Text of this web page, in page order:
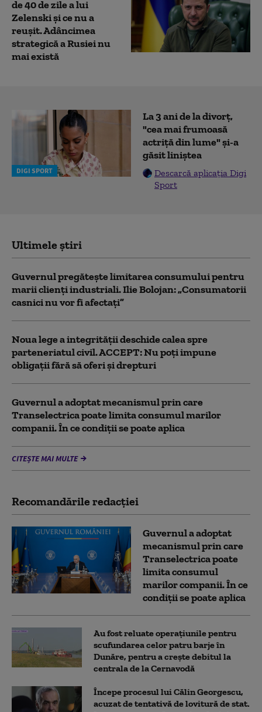
de 40 de zile a lui
Zelenski și ce nu a
reușit. Adâncimea
strategică a Rusiei nu
mai există
DIGI SPORT
La 3 ani de la divorț,
"cea mai frumoasă
actriță din lume" și-a
găsit liniștea
Descarcă aplicația Digi
Sport
Ultimele știri
Guvernul pregătește limitarea consumului pentru
marii clienți industriali. Ilie Bolojan: „Consumatorii
casnici nu vor fi afectați”
Noua lege a integrității deschide calea spre
parteneriatul civil. ACCEPT: Nu poți impune
obligații fără să oferi și drepturi
Guvernul a adoptat mecanismul prin care
Transelectrica poate limita consumul marilor
companii. În ce condiții se poate aplica
CITEȘTE MAI MULTE
Recomandările redacţiei
Guvernul a adoptat
mecanismul prin care
Transelectrica poate
limita consumul
marilor companii. În ce
condiții se poate aplica
Au fost reluate operațiunile pentru
scufundarea celor patru barje în
Dunăre, pentru a crește debitul la
centrala de la Cernavodă
Începe procesul lui Călin Georgescu,
acuzat de tentativă de lovitură de stat.